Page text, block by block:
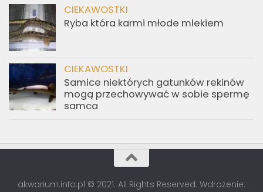
CIEKAWOSTKI
Ryba która karmi młode mlekiem
CIEKAWOSTKI
Samice niektórych gatunków rekinów
mogą przechowywać w sobie spermę
samca
akwarium.info.pl © 2021. All Rights Reserved. Wdrożenie: